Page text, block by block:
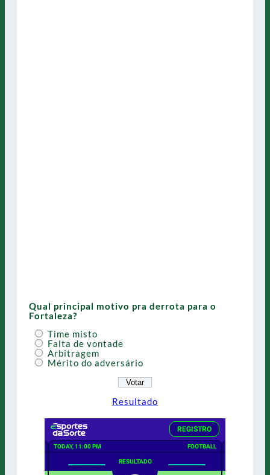
Qual principal motivo pra derrota para o
Fortaleza?
Time misto
Falta de vontade
Arbitragem
Mérito do adversário
Resultado